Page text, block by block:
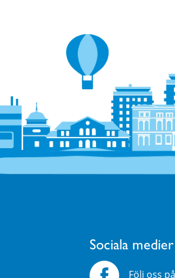
Sociala medier
Följ oss